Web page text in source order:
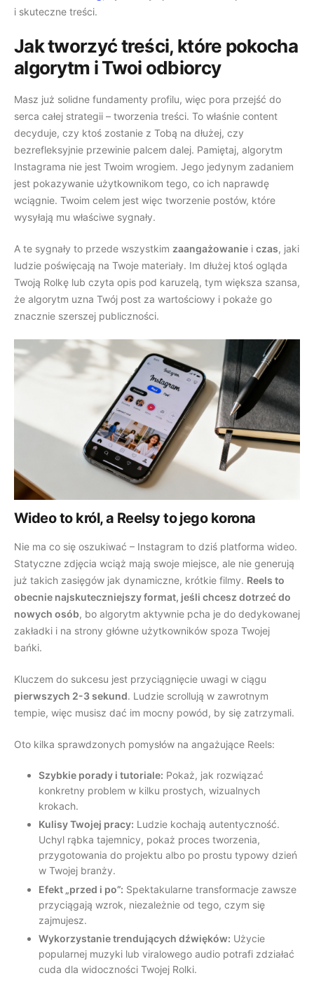
i skuteczne treści.
Jak tworzyć treści, które pokocha
algorytm i Twoi odbiorcy
Masz już solidne fundamenty profilu, więc pora przejść do
serca całej strategii – tworzenia treści. To właśnie content
decyduje, czy ktoś zostanie z Tobą na dłużej, czy
bezrefleksyjnie przewinie palcem dalej. Pamiętaj, algorytm
Instagrama nie jest Twoim wrogiem. Jego jedynym zadaniem
jest pokazywanie użytkownikom tego, co ich naprawdę
wciągnie. Twoim celem jest więc tworzenie postów, które
wysyłają mu właściwe sygnały.
A te sygnały to przede wszystkim zaangażowanie i czas, jaki
ludzie poświęcają na Twoje materiały. Im dłużej ktoś ogląda
Twoją Rolkę lub czyta opis pod karuzelą, tym większa szansa,
że algorytm uzna Twój post za wartościowy i pokaże go
znacznie szerszej publiczności.
Wideo to król, a Reelsy to jego korona
Nie ma co się oszukiwać – Instagram to dziś platforma wideo.
Statyczne zdjęcia wciąż mają swoje miejsce, ale nie generują
już takich zasięgów jak dynamiczne, krótkie filmy. Reels to
obecnie najskuteczniejszy format, jeśli chcesz dotrzeć do
nowych osób, bo algorytm aktywnie pcha je do dedykowanej
zakładki i na strony główne użytkowników spoza Twojej
bańki.
Kluczem do sukcesu jest przyciągnięcie uwagi w ciągu
pierwszych 2-3 sekund. Ludzie scrollują w zawrotnym
tempie, więc musisz dać im mocny powód, by się zatrzymali.
Oto kilka sprawdzonych pomysłów na angażujące Reels:
Szybkie porady i tutoriale: Pokaż, jak rozwiązać
konkretny problem w kilku prostych, wizualnych
krokach.
Kulisy Twojej pracy: Ludzie kochają autentyczność.
Uchyl rąbka tajemnicy, pokaż proces tworzenia,
przygotowania do projektu albo po prostu typowy dzień
w Twojej branży.
Efekt „przed i po”: Spektakularne transformacje zawsze
przyciągają wzrok, niezależnie od tego, czym się
zajmujesz.
Wykorzystanie trendujących dźwięków: Użycie
popularnej muzyki lub viralowego audio potrafi zdziałać
cuda dla widoczności Twojej Rolki.